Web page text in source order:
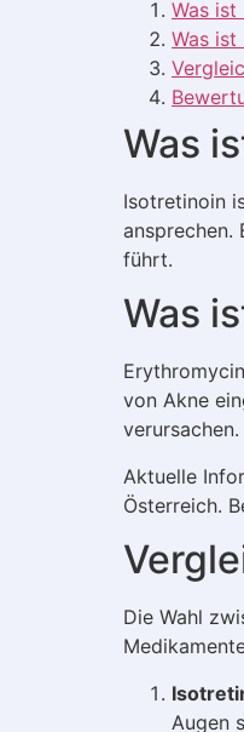
Was ist
Was ist
Was
Isotretinoin
ansprechen.
führt.
Was
von Akne
verursachen.
Aktuelle
Österreich.
Die Wahl
Augen